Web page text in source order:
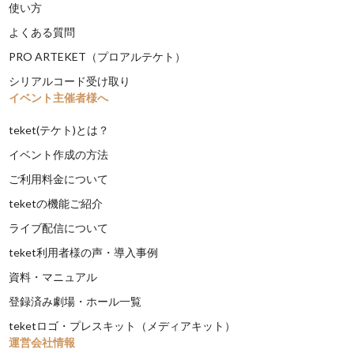
使い方
よくある質問
PRO ARTEKET（プロアルテケト）
シリアルコード受け取り
イベント主催者様へ
teket(テケト)とは？
イベント作成の方法
ご利用料金について
teketの機能ご紹介
ライブ配信について
teket利用者様の声・導入事例
資料・マニュアル
登録済み劇場・ホール一覧
teketロゴ・プレスキット（メディアキット）
運営会社情報